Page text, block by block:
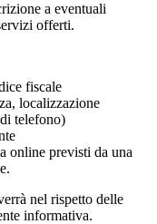
a eventuali
offerti.
fiscale
localizzazione
telefono)
online previsti da una
nel rispetto delle
informativa.